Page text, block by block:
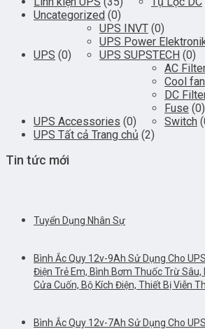
Uncategorized (0)
UPS (0)
UPS INVT (0)
UPS Power
UPS SUPSTECH (0)
UPS Accessories (0)
AC
Cool fan
DC
Fuse (0)
Switch
UPS Tất cả Trang chủ (2)
Tin tức mới
Tuyển Dụng Nhân Sự
Bình Ắc Quy 12v-9Ah Sử Dụng Cho
Điện Trẻ Em, Bình Bơm Thuốc Trừ Sâu,
Cửa Cuốn, Bộ Kích Điện, Thiết Bị Viễn
Bình Ắc Quy 12v-7Ah Sử Dụng Cho